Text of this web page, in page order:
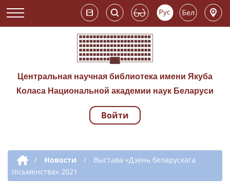
Центральная научная библиотека имени Якуба
Коласа Национальной академии наук Беларуси
Навигация по
Войти
Дополнительная навигация
/ Новости /
Выстава «Дзень беларускага
пісьменства» 2021